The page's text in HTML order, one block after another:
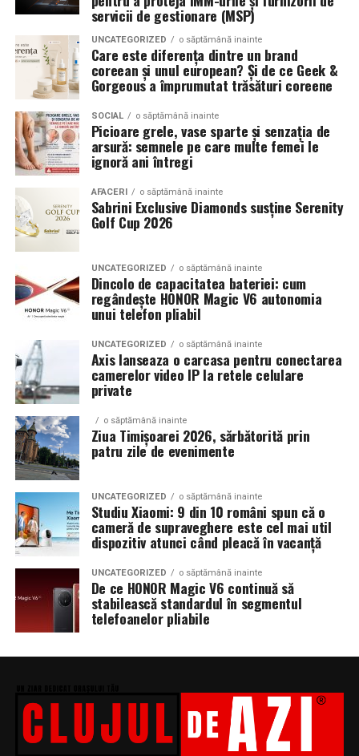
servicii de gestionare (MSP)
UNCATEGORIZED o săptămână inainte
Care este diferența dintre un brand
coreean și unul european? Și de ce Geek &
Gorgeous a împrumutat trăsături coreene
SOCIAL o săptămână inainte
Picioare grele, vase sparte și senzația de
arsură: semnele pe care multe femei le
ignoră ani întregi
AFACERI o săptămână inainte
Sabrini Exclusive Diamonds susține Serenity
Golf Cup 2026
UNCATEGORIZED o săptămână inainte
Dincolo de capacitatea bateriei: cum
regândește HONOR Magic V6 autonomia
unui telefon pliabil
UNCATEGORIZED o săptămână inainte
Axis lanseaza o carcasa pentru conectarea
camerelor video IP la retele celulare
private
o săptămână inainte
Ziua Timișoarei 2026, sărbătorită prin
patru zile de evenimente
UNCATEGORIZED o săptămână inainte
Studiu Xiaomi: 9 din 10 români spun că o
cameră de supraveghere este cel mai util
dispozitiv atunci când pleacă în vacanță
UNCATEGORIZED o săptămână inainte
De ce HONOR Magic V6 continuă să
stabilească standardul în segmentul
telefoanelor pliabile